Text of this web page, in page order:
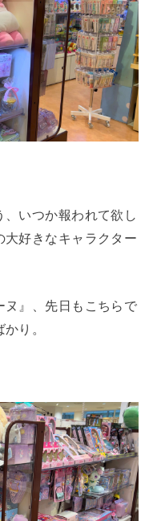
いつか報われて欲し
大好きなキャラクター
ヌ』、先日もこちらで
り。